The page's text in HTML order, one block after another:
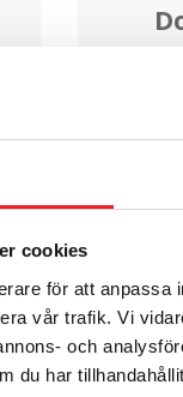
cookies
för att anpassa
vår trafik. Vi
och
du har